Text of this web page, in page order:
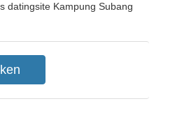
datingsite Kampung Subang